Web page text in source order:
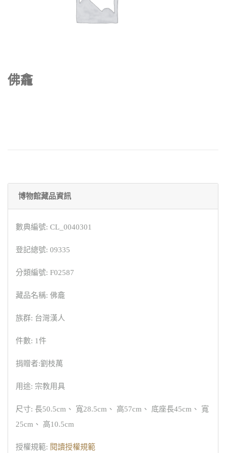
佛龕
博物館藏品資訊
數典編號: CL_0040301
登記總號: 09335
分類編號: F02587
藏品名稱: 佛龕
族群: 台灣漢人
件數: 1件
捐贈者:劉枝萬
用途: 宗教用具
尺寸: 長50.5cm、 寬28.5cm、 高57cm、 底座長45cm、 寬
25cm、 高10.5cm
授權規範: 閱讀授權規範